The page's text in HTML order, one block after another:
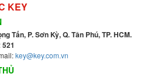
KEY
Tấn, P. Sơn Kỳ, Q. Tân Phú, TP. HCM.
key@key.com.vn